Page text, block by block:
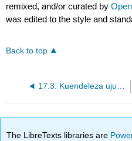
remixed, and/or curated by
was edited to the style and
Back to top
The LibreTexts libraries are